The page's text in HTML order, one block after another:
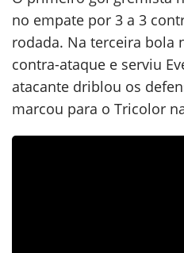
no empate por 3 a 3
rodada. Na terceira bola
contra-ataque e serviu
atacante driblou os
marcou para o Tricolor